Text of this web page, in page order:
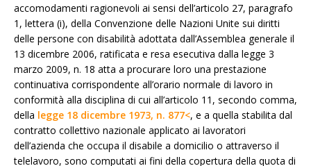
accomodamenti ragionevoli ai sensi dell’articolo 27, paragrafo
1, lettera (i), della Convenzione delle Nazioni Unite sui diritti
delle persone con disabilità adottata dall’Assemblea generale il
13 dicembre 2006, ratificata e resa esecutiva dalla legge 3
marzo 2009, n. 18 atta a procurare loro una prestazione
continuativa corrispondente all’orario normale di lavoro in
conformità alla disciplina di cui all’articolo 11, secondo comma,
della legge 18 dicembre 1973, n. 877<, e a quella stabilita dal
contratto collettivo nazionale applicato ai lavoratori
dell’azienda che occupa il disabile a domicilio o attraverso il
telelavoro, sono computati ai fini della copertura della quota di